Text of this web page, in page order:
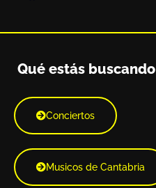
Qué estás buscando
Conciertos
Musicos de Cantabria